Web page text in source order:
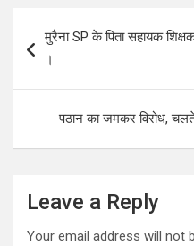
navigation
मुरैना SP के पिता सहायक
।
पठान का जमकर विरोध,
Leave a Reply
Your email address will not